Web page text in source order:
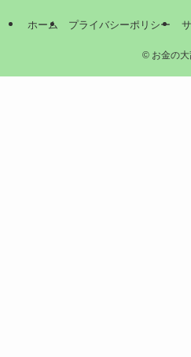
ホーム プライバシーポリシー
©お金の大